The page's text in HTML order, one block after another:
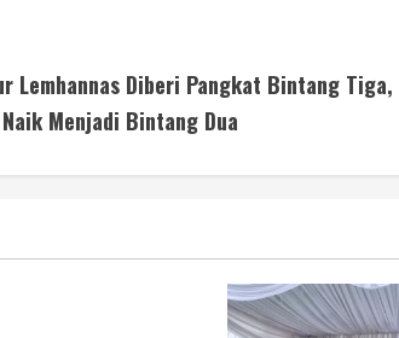
Lemhannas Diberi Pangkat Bintang Tiga,
Menjadi Bintang Dua